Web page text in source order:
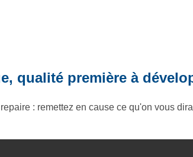
qualité première à
: remettez en cause ce qu'on vous